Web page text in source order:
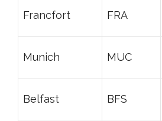
Francfort FRA
Munich MUC
Belfast BFS